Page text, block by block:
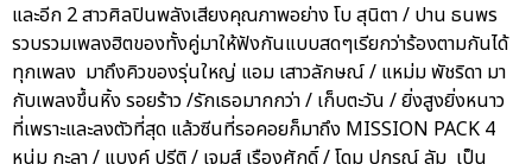
และอีก 2 สาวศิลปินพลังเสียงคุณภาพอย่าง โบ สุนิตา / ปาน ธนพร
รวบรวมเพลงฮิตของทั้งคู่มาให้ฟังกันแบบสดๆเรียกว่าร้องตามกันได้
ทุกเพลง มาถึงคิวของรุ่นใหญ่ แอม เสาวลักษณ์ / แหม่ม พัชริดา มา
กับเพลงขึ้นหิ้ง รอยร้าว /รักเธอมากกว่า / เก็บตะวัน / ยิ่งสูงยิ่งหนาว
ที่เพราะและลงตัวที่สุด แล้วซีนที่รอคอยก็มาถึง MISSION PACK 4
หนุ่ม กะลา / แบงค์ ปรีติ / เจมส์ เรืองศักดิ์ / โดม ปกรณ์ ลัม เป็น